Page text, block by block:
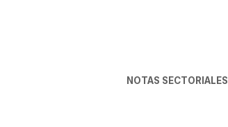
NOTAS SECTORIALES